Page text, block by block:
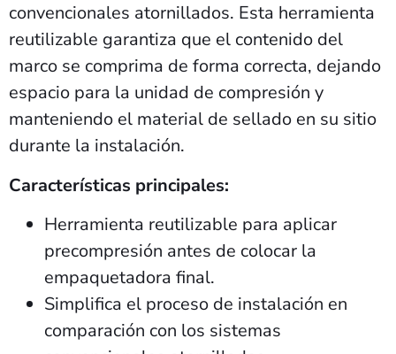
convencionales atornillados. Esta herramienta
reutilizable garantiza que el contenido del
marco se comprima de forma correcta, dejando
espacio para la unidad de compresión y
manteniendo el material de sellado en su sitio
durante la instalación.
Características principales:
Herramienta reutilizable para aplicar
precompresión antes de colocar la
empaquetadora final.
Simplifica el proceso de instalación en
comparación con los sistemas